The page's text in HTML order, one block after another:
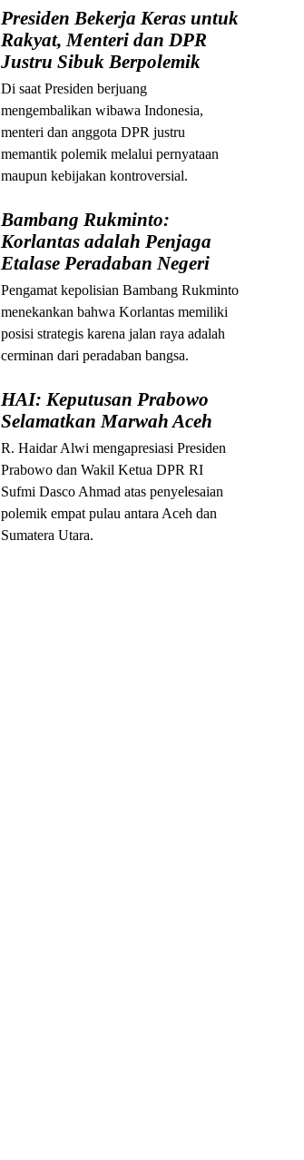
Presiden Bekerja Keras untuk
Rakyat, Menteri dan DPR
Justru Sibuk Berpolemik
Di saat Presiden berjuang
mengembalikan wibawa Indonesia,
menteri dan anggota DPR justru
memantik polemik melalui pernyataan
maupun kebijakan kontroversial.
Bambang Rukminto:
Korlantas adalah Penjaga
Etalase Peradaban Negeri
Pengamat kepolisian Bambang Rukminto
menekankan bahwa Korlantas memiliki
posisi strategis karena jalan raya adalah
cerminan dari peradaban bangsa.
HAI: Keputusan Prabowo
Selamatkan Marwah Aceh
R. Haidar Alwi mengapresiasi Presiden
Prabowo dan Wakil Ketua DPR RI
Sufmi Dasco Ahmad atas penyelesaian
polemik empat pulau antara Aceh dan
Sumatera Utara.